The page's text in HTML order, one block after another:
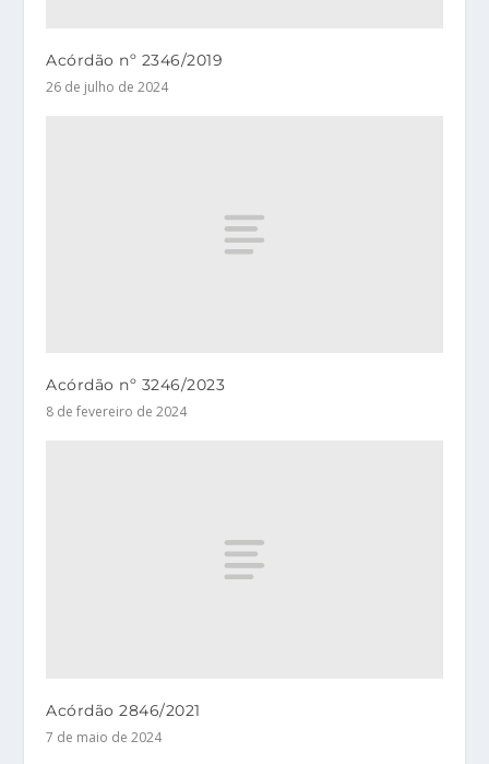
Acórdão nº 2346/2019
26 de julho de 2024
Acórdão nº 3246/2023
8 de fevereiro de 2024
Acórdão 2846/2021
7 de maio de 2024